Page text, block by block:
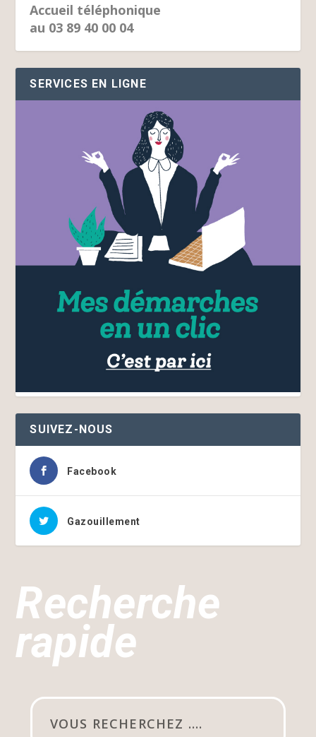
Accueil téléphonique
au 03 89 40 00 04
SERVICES EN LIGNE
SUIVEZ-NOUS
Facebook
Gazouillement
Recherche
rapide